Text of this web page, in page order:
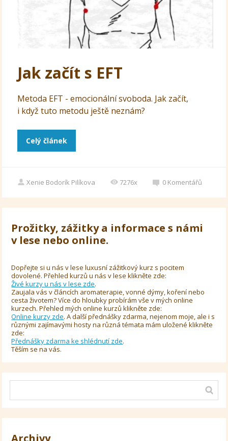
Jak začít s EFT
Metoda EFT - emocionální svoboda. Jak začít,
i když tuto metodu ještě neznám?
Celý článek
Xenie Bodorík Pilíkova 7276x 0 Komentářů
Prožitky, zážitky a informace s námi
v lese nebo online.
Dopřejte si u nás v lese luxusní zážitkový kurz s pocitem
dovolené. Přehled kurzů u nás v lese klikněte zde:
Živé kurzy u nás v lese zde.
Zaujala vás v článcích aromaterapie, vonné dýmy, koření nebo
cesta životem? Více do hloubky probírám vše v mých online
kurzech. Přehled mých online kurzů klikněte zde:
Online kurzy zde. A další přednášky zdarma, nejenom moje, ale i s
různými zajímavými hosty na různá témata mám uložené klikněte
zde:
Přednášky zdarma ke shlédnutí zde.
Těším se na vás.
Archivy